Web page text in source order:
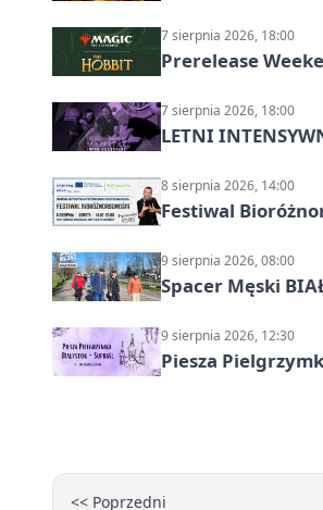
7 sierpnia 2026, 18:00
Prerelease
7 sierpnia 2026, 18:00
LETNI
8 sierpnia 2026, 14:00
Festiwal
9 sierpnia 2026, 08:00
Spacer Męski
9 sierpnia 2026, 12:30
Piesza
<< Poprzedni